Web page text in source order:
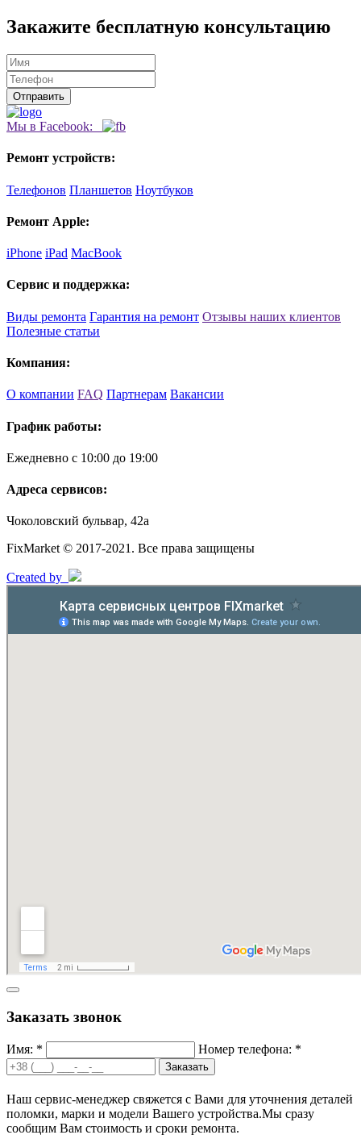
Закажите бесплатную консультацию
Мы в Facebook:
Ремонт устройств:
Телефонов Планшетов Ноутбуков
Ремонт Apple:
iPhone iPad MacBook
Сервис и поддержка:
Виды ремонта Гарантия на ремонт Отзывы наших клиентов
Полезные статьи
Компания:
О компании FAQ Партнерам Вакансии
График работы:
Ежедневно с 10:00 до 19:00
Адреса сервисов:
Чоколовский бульвар, 42а
FixMarket © 2017-2021. Все права защищены
Created by
Заказать звонок
Имя: * Номер телефона: *
Заказать
Наш сервис-менеджер свяжется с Вами для уточнения деталей
поломки, марки и модели Вашего устройства.Мы сразу
сообщим Вам стоимость и сроки ремонта.